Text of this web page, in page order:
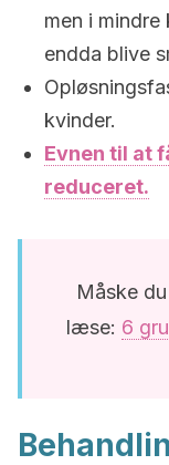
men i
endda blive
kvinder.
Evnen til at
reduceret.
Måske
læse: 6